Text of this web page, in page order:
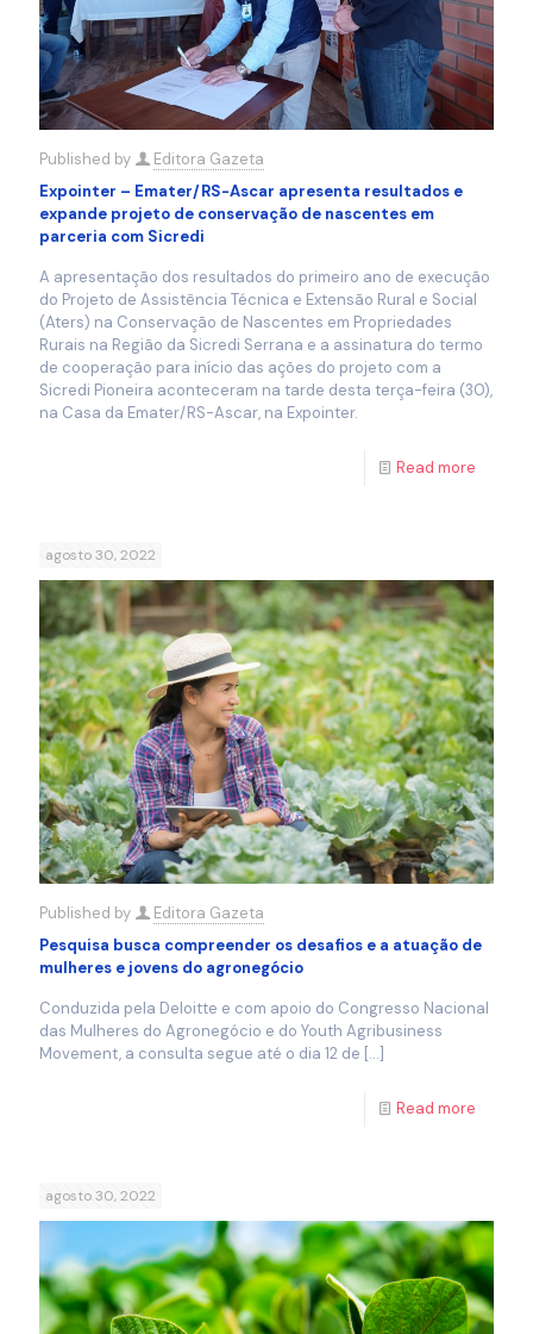
Published by
Editora Gazeta
Expointer – Emater/RS-Ascar apresenta resultados e
expande projeto de conservação de nascentes em
parceria com Sicredi
A apresentação dos resultados do primeiro ano de execução
do Projeto de Assistência Técnica e Extensão Rural e Social
(Aters) na Conservação de Nascentes em Propriedades
Rurais na Região da Sicredi Serrana e a assinatura do termo
de cooperação para início das ações do projeto com a
Sicredi Pioneira aconteceram na tarde desta terça-feira (30),
na Casa da Emater/RS-Ascar, na Expointer.
Read more
agosto 30, 2022
Published by
Editora Gazeta
Pesquisa busca compreender os desafios e a atuação de
mulheres e jovens do agronegócio
Conduzida pela Deloitte e com apoio do Congresso Nacional
das Mulheres do Agronegócio e do Youth Agribusiness
Movement, a consulta segue até o dia 12 de […]
Read more
agosto 30, 2022